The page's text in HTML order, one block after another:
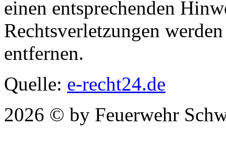
einen entsprechenden
Rechtsverletzungen
entfernen.
Quelle: e-recht24.de
2026 © by Feuerwehr